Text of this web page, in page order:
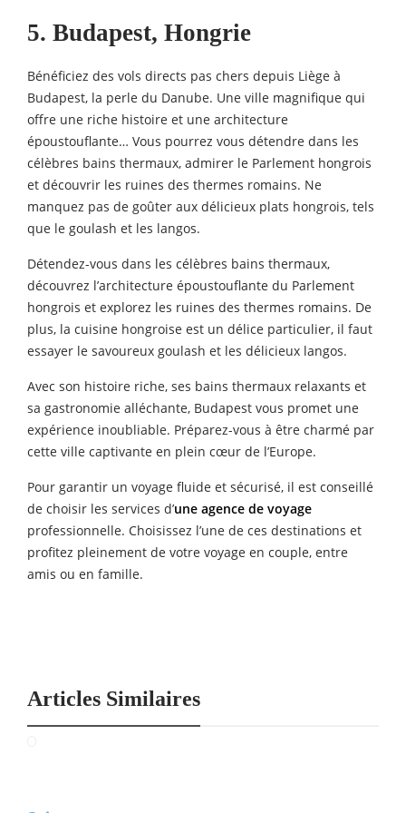
5. Budapest, Hongrie
Bénéficiez des vols directs pas chers depuis Liège à
Budapest, la perle du Danube. Une ville magnifique qui
offre une riche histoire et une architecture
époustouflante… Vous pourrez vous détendre dans les
célèbres bains thermaux, admirer le Parlement hongrois
et découvrir les ruines des thermes romains. Ne
manquez pas de goûter aux délicieux plats hongrois, tels
que le goulash et les langos.
Détendez-vous dans les célèbres bains thermaux,
découvrez l’architecture époustouflante du Parlement
hongrois et explorez les ruines des thermes romains. De
plus, la cuisine hongroise est un délice particulier, il faut
essayer le savoureux goulash et les délicieux langos.
Avec son histoire riche, ses bains thermaux relaxants et
sa gastronomie alléchante, Budapest vous promet une
expérience inoubliable. Préparez-vous à être charmé par
cette ville captivante en plein cœur de l’Europe.
Pour garantir un voyage fluide et sécurisé, il est conseillé
de choisir les services d’une agence de voyage
professionnelle. Choisissez l’une de ces destinations et
profitez pleinement de votre voyage en couple, entre
amis ou en famille.
Articles Similaires